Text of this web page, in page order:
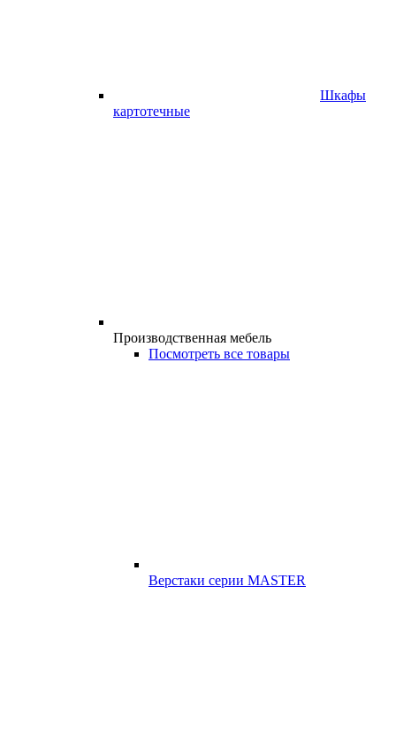
Шкафы
картотечные
Производственная мебель
Посмотреть все товары
Верстаки серии MASTER